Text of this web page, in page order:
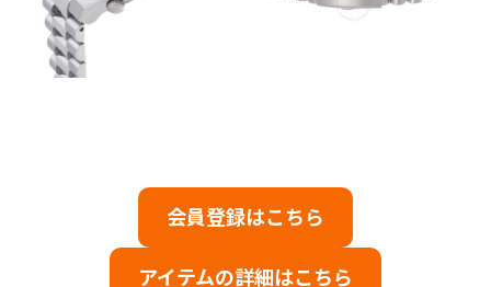
会員登録はこちら
アイテムの詳細はこちら